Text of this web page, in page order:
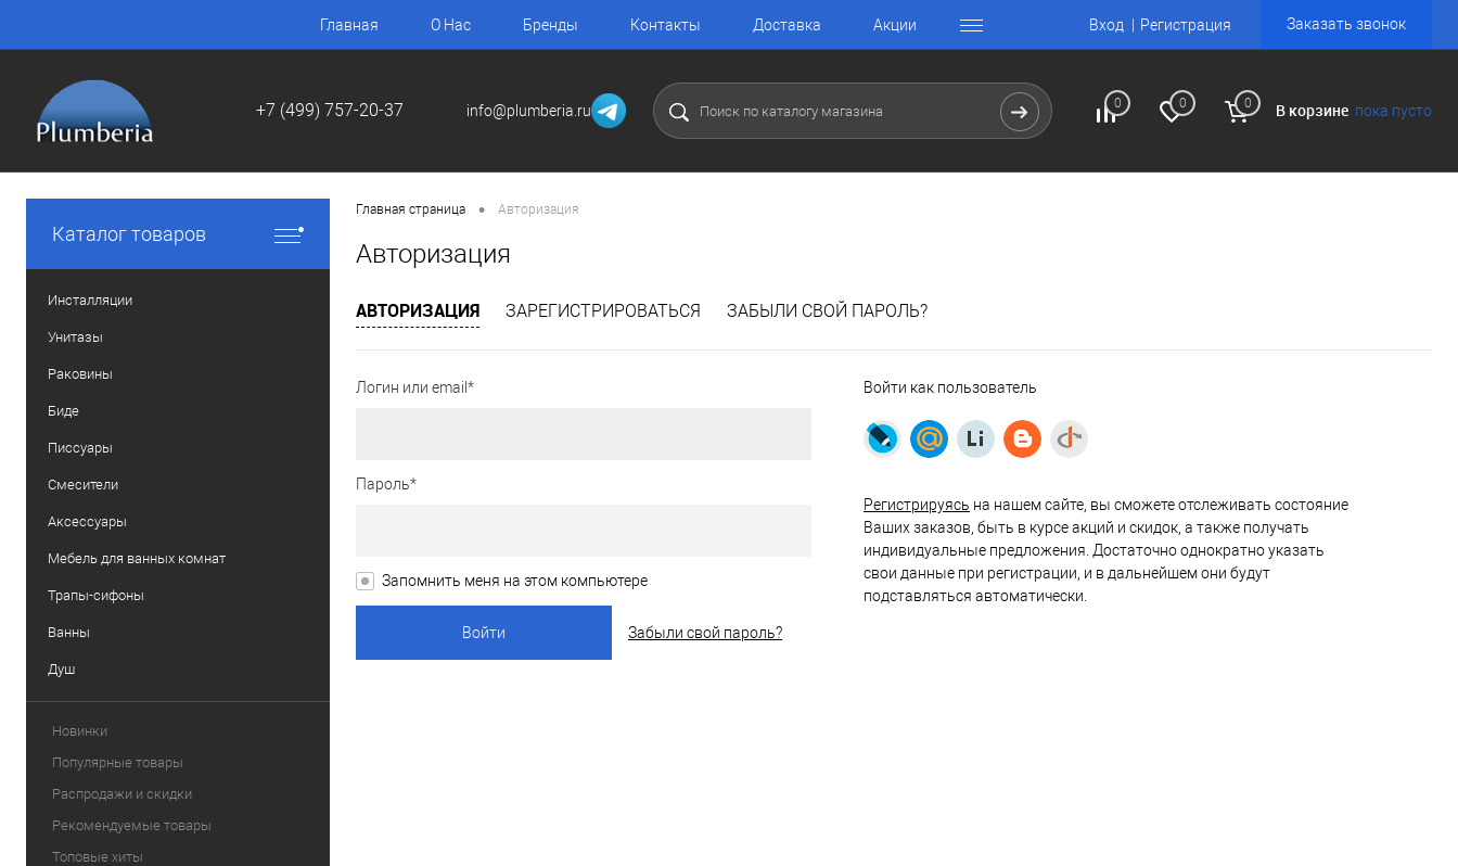
Главная О Нас Бренды Контакты Доставка Акции Вход Регистрация Заказать звонок
+7 (499) 757-20-37 info@plumberia.ru 0 0 0 В корзине пока пусто
Каталог товаров
Инсталляции
Унитазы
Раковины
Биде
Писсуары
Смесители
Аксессуары
Мебель для ванных комнат
Трапы-сифоны
Ванны
Душ
Новинки
Популярные товары
Распродажи и скидки
Рекомендуемые товары
Топовые хиты
Главная страница • Авторизация
Авторизация
АВТОРИЗАЦИЯ ЗАРЕГИСТРИРОВАТЬСЯ ЗАБЫЛИ СВОЙ ПАРОЛЬ?
Логин или email*
Пароль*
Запомнить меня на этом компьютере
Забыли свой пароль?
Войти как пользователь
Регистрируясь на нашем сайте, вы сможете отслеживать состояние
Ваших заказов, быть в курсе акций и скидок, а также получать
индивидуальные предложения. Достаточно однократно указать
свои данные при регистрации, и в дальнейшем они будут
подставляться автоматически.